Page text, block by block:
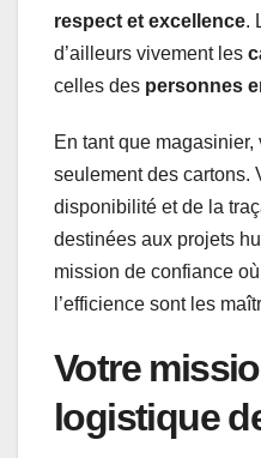
respect et excellence.
d’ailleurs vivement les
celles des personnes
En tant que
seulement des cartons.
disponibilité et de la
destinées aux projets
mission de confiance
l’efficience sont les
Votre
logistique